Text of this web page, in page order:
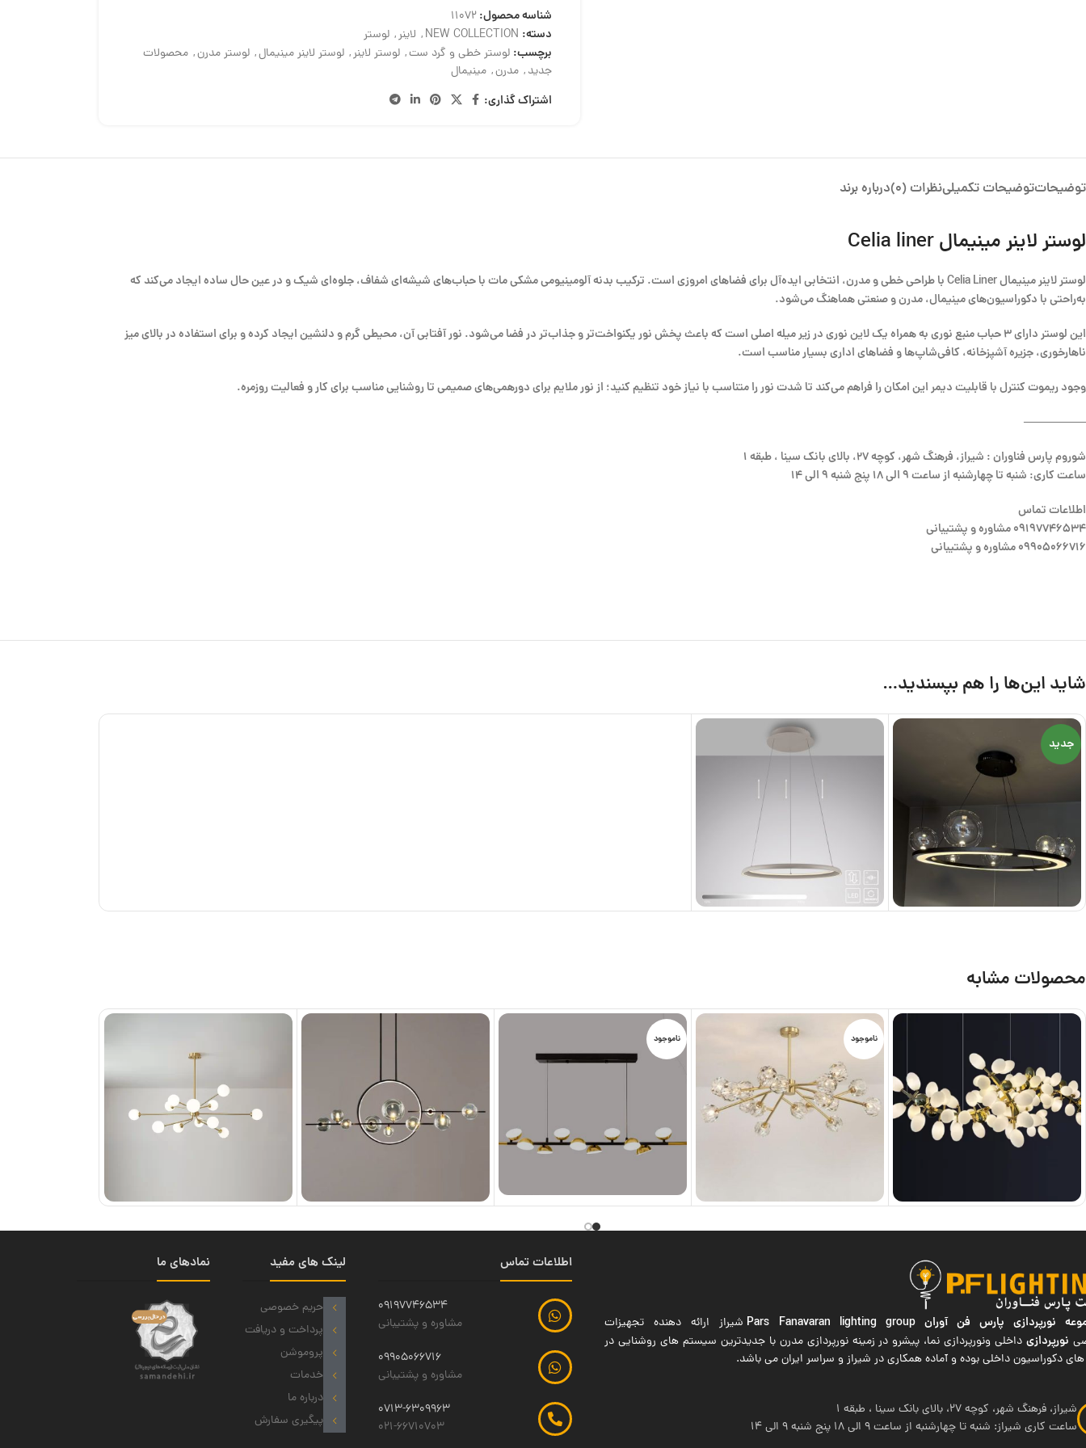
شناسه محصول:11072
دسته: NEW COLLECTION
, لاینر, لوستر
برچسب: لوستر خطی و گرد ست, لوستر لاینر, لوستر لاینر مینیمال, لوستر مدرن, محصولات
جدید, مدرن, مینیمال
اشتراک گذاری:
توضیحاتتوضیحات تکمیلینظرات (0) درباره برند
لوستر لاینر مینیمال Celia liner
لوستر لاینر مینیمال Celia Liner با طراحی خطی و مدرن، انتخابی ایده‌آل برای فضاهای امروزی است. ترکیب بدنه آلومینیومی مشکی مات با حباب‌های شیشه‌ای شفاف، جلوه‌ای شیک و در عین حال ساده ایجاد می‌کند که
به‌راحتی با دکوراسیون‌های مینیمال، مدرن و صنعتی هماهنگ می‌شود.
این لوستر دارای ۳ حباب منبع نوری به همراه یک لاین نوری در زیر میله اصلی است که باعث پخش نور یکنواخت‌تر و جذاب‌تر در فضا می‌شود. نور آفتابی آن، محیطی گرم و دلنشین ایجاد کرده و برای استفاده در بالای میز
ناهارخوری، جزیره آشپزخانه، کافی‌شاپ‌ها و فضاهای اداری بسیار مناسب است.
وجود ریموت کنترل با قابلیت دیمر این امکان را فراهم می‌کند تا شدت نور را متناسب با نیاز خود تنظیم کنید؛ از نور ملایم برای دورهمی‌های صمیمی تا روشنایی مناسب برای کار و فعالیت روزمره.
—————–
شوروم پارس فناوران : شیراز، فرهنگ شهر، کوچه 27، بالای بانک سینا ، طبقه 1
ساعت کاری: شنبه تا چهارشنبه از ساعت 9 الی 18 پنج شنبه 9 الی 14
اطلاعات تماس
09197746534 مشاوره و پشتیبانی
09905066716 مشاوره و پشتیبانی
شاید این‌ها را هم بپسندید…
جدید
محصولات مشابه
ناموجود ناموجود
نورپردازی پارس فن آوران Pars Fanavaran lighting group شیراز ارائه دهنده تجهیزات
نورپردازیداخلی ونورپردازی نما، پیشرو در زمینه نورپردازی مدرن با جدیدترین سیستم های روشنایی در
های دکوراسیون داخلی بوده و آماده همکاری در شیراز و سراسر ایران می باشد.
شیراز، فرهنگ شهر، کوچه 27، بالای بانک سینا ، طبقه 1
ساعت کاری شیراز: شنبه تا چهارشنبه از ساعت 9 الی 18 پنج شنبه 9 الی 14
اطلاعات تماس
09197746534
مشاوره و پشتیبانی
09905066716
مشاوره و پشتیبانی
0713-6309963
021-66710703
لینک های مفید
حریم خصوصی
پرداخت و دریافت
پروموشن
خدمات
درباره ما
پیگیری سفارش
نمادهای ما